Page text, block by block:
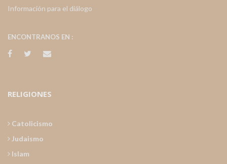
Información para el diálogo
ENCONTRANOS EN :
RELIGIONES
Catolicismo
Judaismo
Islam